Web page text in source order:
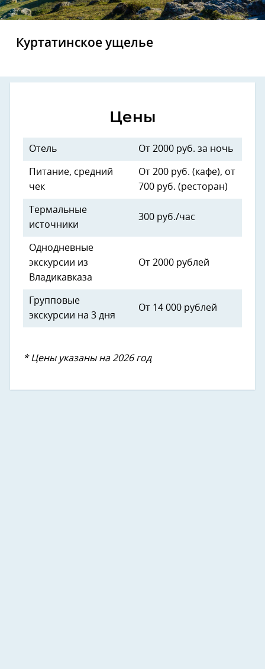
Куртатинское ущелье
Цены
Отель От 2000 руб. за ночь
Питание, средний
чек
От 200 руб. (кафе), от
700 руб. (ресторан)
Термальные
источники
300 руб./час
Однодневные
экскурсии из
Владикавказа
От 2000 рублей
Групповые
экскурсии на 3 дня
От 14 000 рублей
* Цены указаны на 2026 год